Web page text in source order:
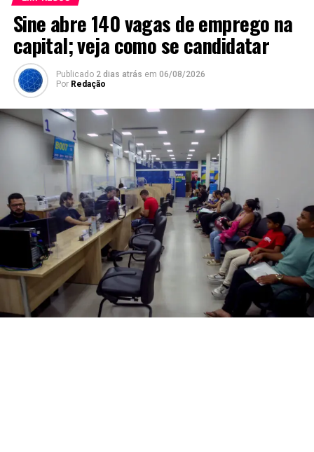
Sine abre 140 vagas de emprego na
capital; veja como se candidatar
Publicado 2 dias atrás em 06/08/2026
Por Redação